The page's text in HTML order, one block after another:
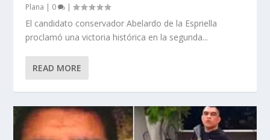
Plana | 0 |
El candidato conservador Abelardo de la Espriella
proclamó una victoria histórica en la segunda...
READ MORE